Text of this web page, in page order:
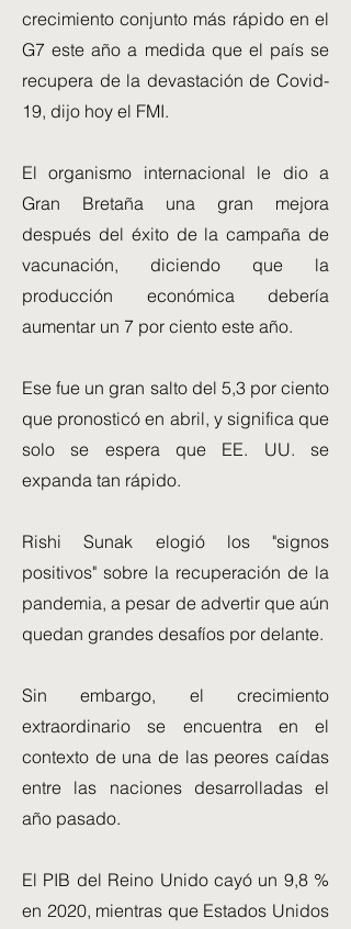
crecimiento conjunto más rápido en el
G7 este año a medida que el país se
recupera de la devastación de Covid-
19, dijo hoy el FMI.
El organismo internacional le dio a
Gran Bretaña una gran mejora
después del éxito de la campaña de
vacunación, diciendo que la
producción económica debería
aumentar un 7 por ciento este año.
Ese fue un gran salto del 5,3 por ciento
que pronosticó en abril, y significa que
solo se espera que EE. UU. se
expanda tan rápido.
Rishi Sunak elogió los "signos
positivos" sobre la recuperación de la
pandemia, a pesar de advertir que aún
quedan grandes desafíos por delante.
Sin embargo, el crecimiento
extraordinario se encuentra en el
contexto de una de las peores caídas
entre las naciones desarrolladas el
año pasado.
El PIB del Reino Unido cayó un 9,8 %
en 2020, mientras que Estados Unidos